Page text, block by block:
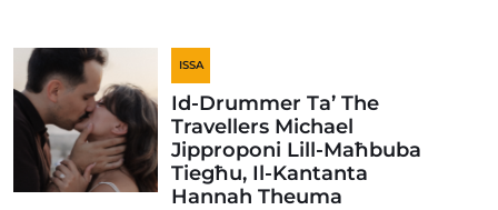
ISSA
Id-Drummer Ta’ The
Travellers Michael
Jipproponi Lill-Maħbuba
Tiegħu, Il-Kantanta
Hannah Theuma